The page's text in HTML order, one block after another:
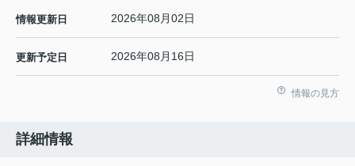
情報更新日 2026年08月02日
更新予定日 2026年08月16日
情報の見方
詳細情報